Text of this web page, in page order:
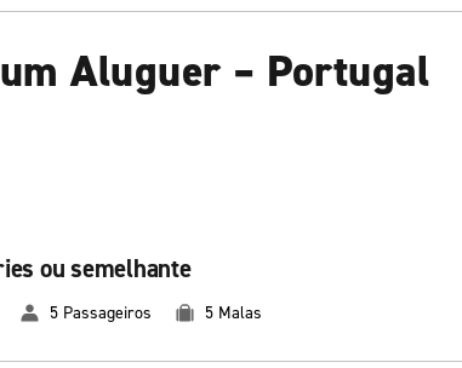
Aluguer – Portugal
ou semelhante
5 Passageiros 5 Malas